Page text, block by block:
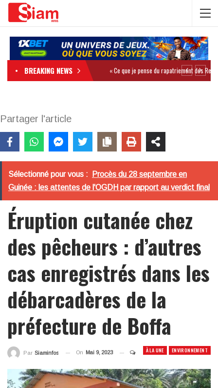
BREAKING NEWS
Partager l'article
Sélectionné pour vous :
Procès du 28 septembre en
Guinée : les attentes de l'OGDH par rapport au verdict final
Éruption cutanée chez
des pêcheurs : d’autres
cas enregistrés dans les
débarcadères de la
préfecture de Boffa
À LA UNE ENVIRONNEMENT
Par Siaminfos On Mai 9, 2023